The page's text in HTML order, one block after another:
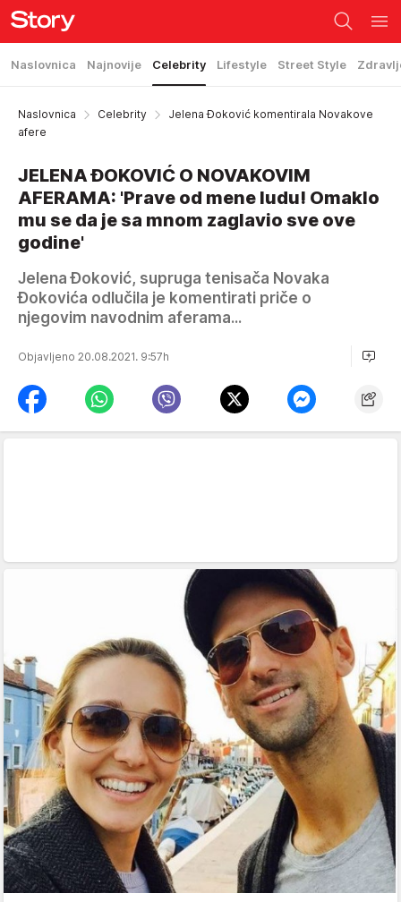
Naslovnica Najnovije Celebrity Lifestyle Street Style
Naslovnica Celebrity
Jelena Đoković komentirala Novakove
afere
JELENA ĐOKOVIĆ O NOVAKOVIM
AFERAMA: 'Prave od mene ludu! Omaklo
mu se da je sa mnom zaglavio sve ove
godine'
Jelena Đoković, supruga tenisača Novaka
Đokovića odlučila je komentirati priče o
njegovim navodnim aferama...
Objavljeno 20.08.2021. 9:57h